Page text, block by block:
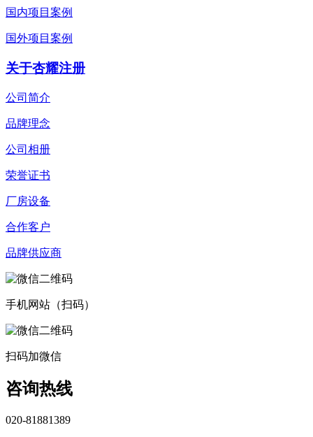
国内项目案例
国外项目案例
关于杏耀注册
公司简介
品牌理念
公司相册
荣誉证书
厂房设备
合作客户
品牌供应商
手机网站（扫码）
扫码加微信
咨询热线
020-81881389